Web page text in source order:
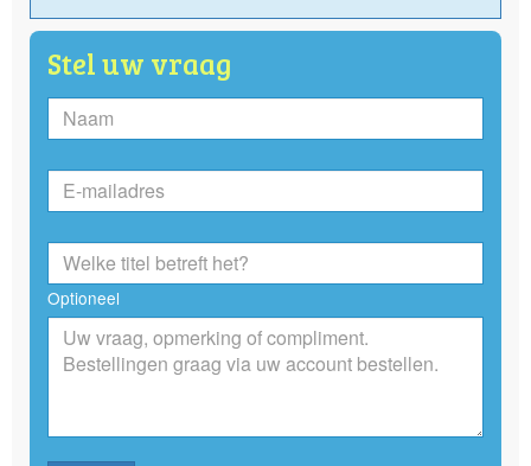
Stel uw vraag
Optioneel